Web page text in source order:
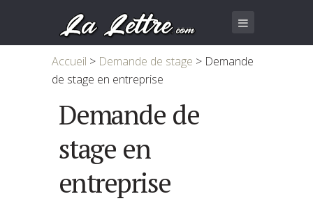
Accueil > Demande de stage > Demande
de stage en entreprise
Demande de
stage en
entreprise